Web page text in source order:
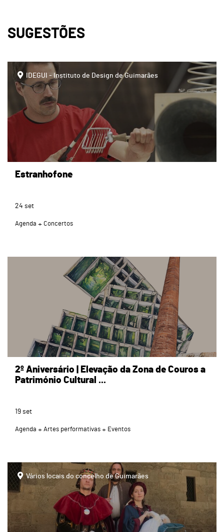
SUGESTÕES
IDEGUI - Instituto de Design de Guimarães
Estranhofone
24 set
Agenda Concertos
2º Aniversário | Elevação da Zona de Couros a
Património Cultural ...
19 set
Agenda Artes performativas Eventos
Vários locais do concelho de Guimarães